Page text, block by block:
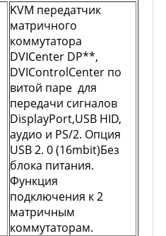
KVM передатчик
матричного
коммутатора
DVICenter DP**,
DVIControlCenter по
витой паре для
передачи сигналов
DisplayPort,USB HID,
аудио и PS/2. Опция
USB 2. 0 (16mbit)Без
блока питания.
Функция
подключения к 2
матричным
коммутаторам.